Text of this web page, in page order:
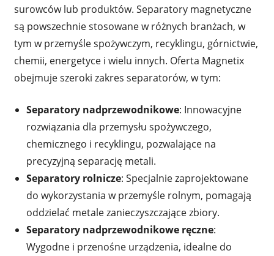
surowców lub produktów. Separatory magnetyczne
są powszechnie stosowane w różnych branżach, w
tym w przemyśle spożywczym, recyklingu, górnictwie,
chemii, energetyce i wielu innych. Oferta Magnetix
obejmuje szeroki zakres separatorów, w tym:
Separatory nadprzewodnikowe: Innowacyjne
rozwiązania dla przemysłu spożywczego,
chemicznego i recyklingu, pozwalające na
precyzyjną separację metali.
Separatory rolnicze: Specjalnie zaprojektowane
do wykorzystania w przemyśle rolnym, pomagają
oddzielać metale zanieczyszczające zbiory.
Separatory nadprzewodnikowe ręczne:
Wygodne i przenośne urządzenia, idealne do